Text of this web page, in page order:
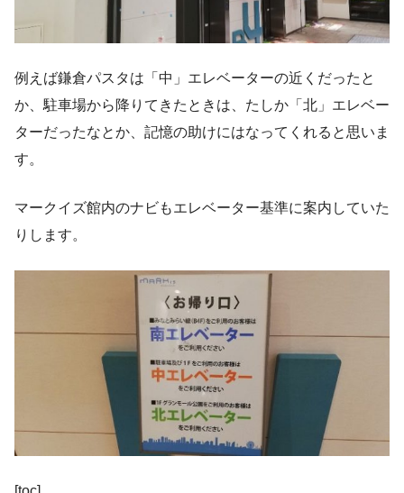
例えば鎌倉パスタは「中」エレベーターの近くだったと
か、駐車場から降りてきたときは、たしか「北」エレベー
ターだったなとか、記憶の助けにはなってくれると思いま
す。
マークイズ館内のナビもエレベーター基準に案内していた
りします。